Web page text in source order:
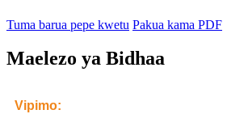
Tuma barua pepe kwetu Pakua kama PDF
Maelezo ya Bidhaa
Vipimo: